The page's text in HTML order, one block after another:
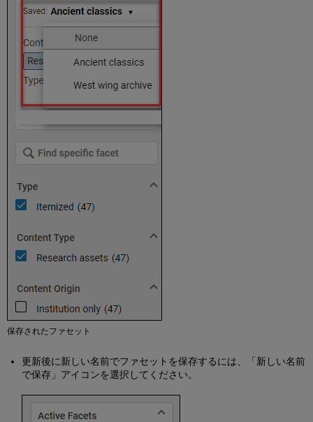
理
そ
シ
ョ
と
ク
ン
ボ
ラ
イ
ド
ネ
ル
Alma
で
保存されたファセット
更新後に新しい名前でファセットを保存するには、「新しい名前
で保存」アイコンを選択してください。